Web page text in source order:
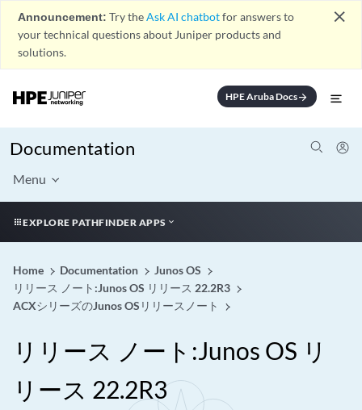
Announcement: Try theAsk AI chatbotfor answers to
your technical questions about Juniper products and
solutions.
close
HPE Aruba Docsarrow_forward
Documentation
Menu
EXPLORE PATHFINDER APPS
Home Documentation
Junos OS
リリース ノート:Junos OS リリース 22.2R3
ACXシリーズのJunos OSリリースノート
リリース ノート:Junos OS リ
リース 22.2R3